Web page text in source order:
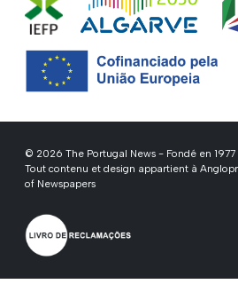
© 2026 The Portugal News - Fondé en 1977
Tout contenu et design appartient à
of Newspapers